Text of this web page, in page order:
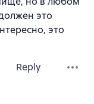
это
это
Reply